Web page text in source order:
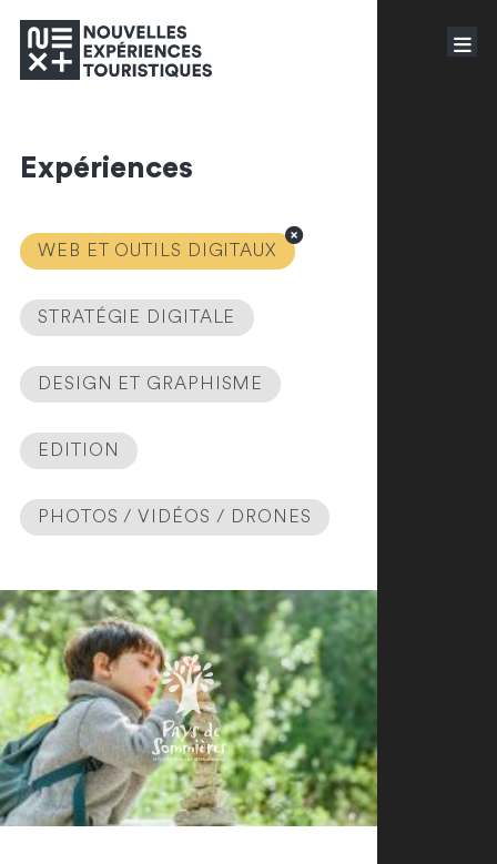
Expériences
WEB ET OUTILS DIGITAUX
STRATÉGIE DIGITALE
DESIGN ET GRAPHISME
EDITION
PHOTOS / VIDÉOS / DRONES